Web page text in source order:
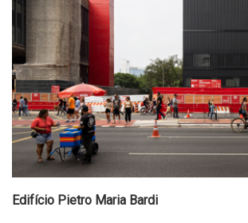
Edifício Pietro Maria Bardi